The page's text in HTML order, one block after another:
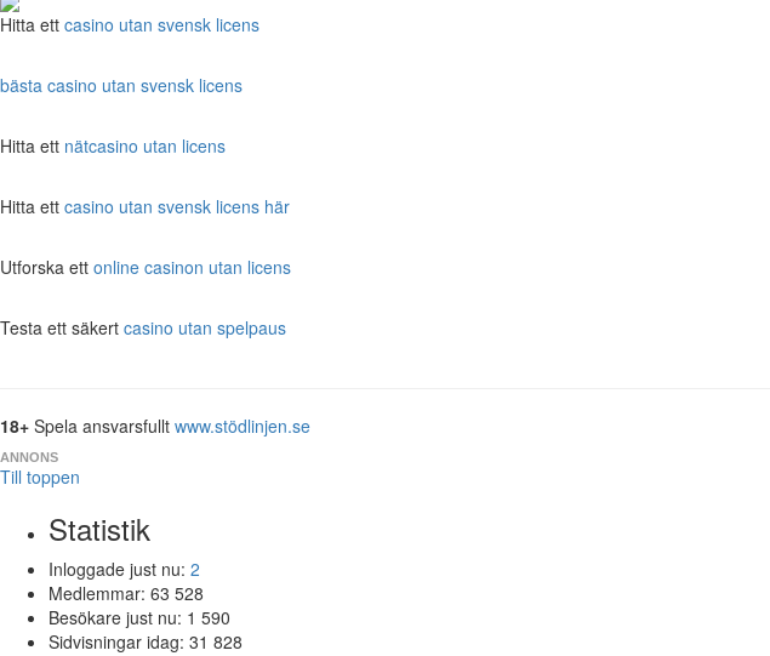
Hitta ett casino utan svensk licens
bästa casino utan svensk licens
Hitta ett nätcasino utan licens
Hitta ett casino utan svensk licens här
Utforska ett online casinon utan licens
Testa ett säkert casino utan spelpaus
18+ Spela ansvarsfullt www.stödlinjen.se
ANNONS
Till toppen
Statistik
Inloggade just nu: 2
Medlemmar: 63 528
Besökare just nu: 1 590
Sidvisningar idag: 31 828